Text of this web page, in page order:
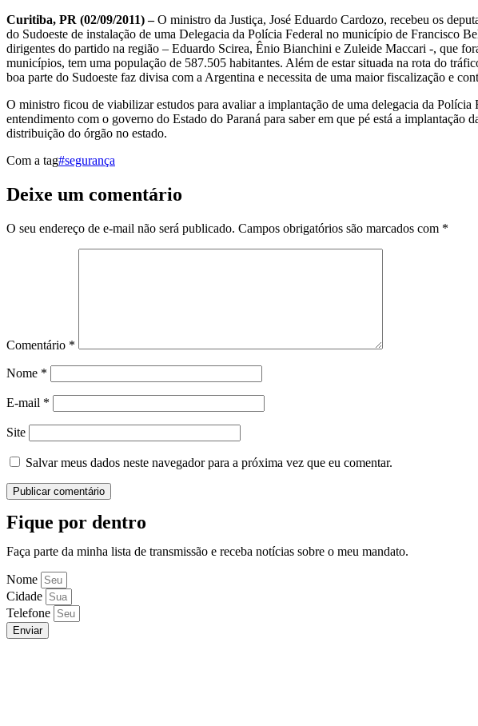
Curitiba, PR (02/09/2011) –O ministro da Justiça, José Eduardo Cardozo, recebeu os
do Sudoeste de instalação de uma Delegacia da Polícia Federal no município de Francisco
dirigentes do partido na região – Eduardo Scirea, Ênio Bianchini e Zuleide Maccari -, que
municípios, tem uma população de 587.505 habitantes. Além de estar situada na rota do
boa parte do Sudoeste faz divisa com a Argentina e necessita de uma maior fiscalização e
O ministro ficou de viabilizar estudos para avaliar a implantação de uma delegacia da
entendimento com o governo do Estado do Paraná para saber em que pé está a
distribuição do órgão no estado.
Com a tag#segurança
Deixe um comentário
O seu endereço de e-mail não será publicado. Campos obrigatórios são marcados com *
Comentário *
Nome *
E-mail *
Site
Salvar meus dados neste navegador para a próxima vez que eu comentar.
Fique por dentro
Faça parte da minha lista de transmissão e receba notícias sobre o meu mandato.
Nome
Cidade
Telefone
Enviar